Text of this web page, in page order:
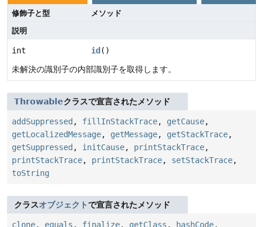
修飾子と型
メソッド
説明
int id ()
未解決の識別子の内部識別子を取得します。
Throwableクラスで宣言されたメソッド
addSuppressed , fillInStackTrace, getCause,
getLocalizedMessage, getMessage, getStackTrace,
getSuppressed , initCause, printStackTrace,
printStackTrace, printStackTrace, setStackTrace,
toString
クラスオブジェクトで宣言されたメソッド
clone, equals , finalize, getClass , hashCode,